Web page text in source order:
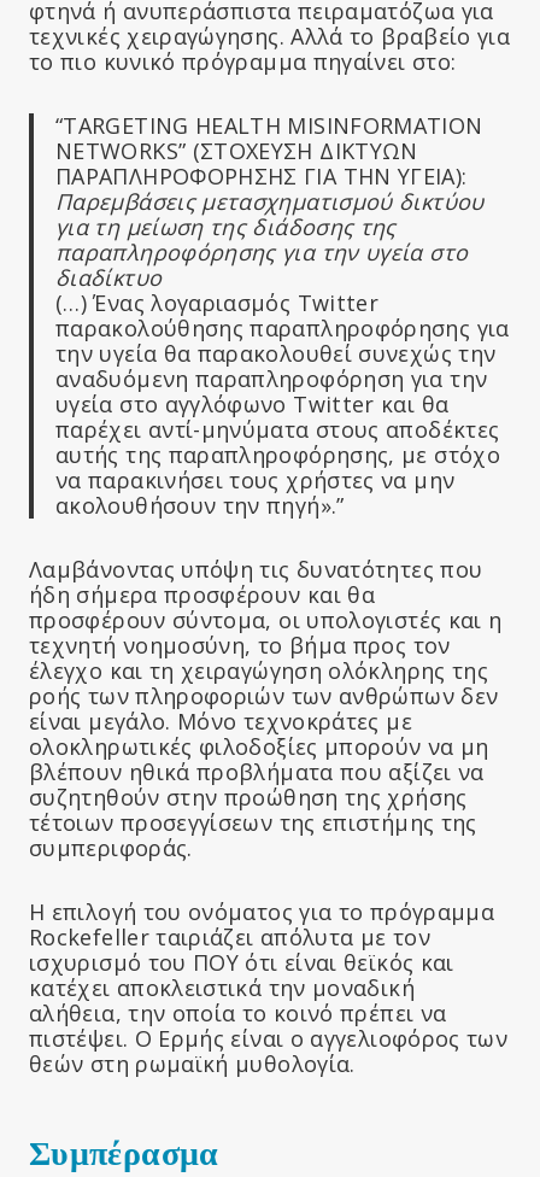
φτηνά ή ανυπεράσπιστα πειραματόζωα για
τεχνικές χειραγώγησης. Αλλά το βραβείο για
το πιο κυνικό πρόγραμμα πηγαίνει στο:
“TARGETING HEALTH MISINFORMATION
NETWORKS” (ΣΤΟΧΕΥΣΗ ΔΙΚΤΥΩΝ
ΠΑΡΑΠΛΗΡΟΦΟΡΗΣΗΣ ΓΙΑ ΤΗΝ ΥΓΕΙΑ):
Παρεμβάσεις μετασχηματισμού δικτύου
για τη μείωση της διάδοσης της
παραπληροφόρησης για την υγεία στο
διαδίκτυο
(…) Ένας λογαριασμός Twitter
παρακολούθησης παραπληροφόρησης για
την υγεία θα παρακολουθεί συνεχώς την
αναδυόμενη παραπληροφόρηση για την
υγεία στο αγγλόφωνο Twitter και θα
παρέχει αντί-μηνύματα στους αποδέκτες
αυτής της παραπληροφόρησης, με στόχο
να παρακινήσει τους χρήστες να μην
ακολουθήσουν την πηγή».”
Λαμβάνοντας υπόψη τις δυνατότητες που
ήδη σήμερα προσφέρουν και θα
προσφέρουν σύντομα, οι υπολογιστές και η
τεχνητή νοημοσύνη, το βήμα προς τον
έλεγχο και τη χειραγώγηση ολόκληρης της
ροής των πληροφοριών των ανθρώπων δεν
είναι μεγάλο. Μόνο τεχνοκράτες με
ολοκληρωτικές φιλοδοξίες μπορούν να μη
βλέπουν ηθικά προβλήματα που αξίζει να
συζητηθούν στην προώθηση της χρήσης
τέτοιων προσεγγίσεων της επιστήμης της
συμπεριφοράς.
Η επιλογή του ονόματος για το πρόγραμμα
Rockefeller ταιριάζει απόλυτα με τον
ισχυρισμό του ΠΟΥ ότι είναι θεϊκός και
κατέχει αποκλειστικά την μοναδική
αλήθεια, την οποία το κοινό πρέπει να
πιστέψει. Ο Ερμής είναι ο αγγελιοφόρος των
θεών στη ρωμαϊκή μυθολογία.
Συμπέρασμα